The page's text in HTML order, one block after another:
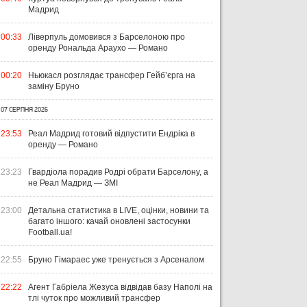
Мадрид
00:33
Ліверпуль домовився з Барселоною про
оренду Рональда Араухо — Романо
00:20
Ньюкасл розглядає трансфер Гейб’єрга на
заміну Бруно
07 СЕРПНЯ 2026
23:53
Реал Мадрид готовий відпустити Ендріка в
оренду — Романо
23:23
Гвардіола порадив Родрі обрати Барселону, а
не Реал Мадрид — ЗМІ
23:00
Детальна статистика в LIVE, оцінки, новини та
багато іншого: качай оновлені застосунки
Football.ua!
22:55 Бруно Гімараес уже тренується з Арсеналом
22:22
Агент Габріела Жезуса відвідав базу Наполі на
тлі чуток про можливий трансфер